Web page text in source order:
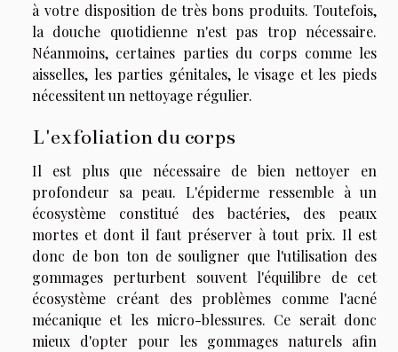
à votre disposition de très bons produits. Toutefois,
la douche quotidienne n'est pas trop nécessaire.
Néanmoins, certaines parties du corps comme les
aisselles, les parties génitales, le visage et les pieds
nécessitent un nettoyage régulier.
L'exfoliation du corps
Il est plus que nécessaire de bien nettoyer en
profondeur sa peau. L'épiderme ressemble à un
écosystème constitué des bactéries, des peaux
mortes et dont il faut préserver à tout prix. Il est
donc de bon ton de souligner que l'utilisation des
gommages perturbent souvent l'équilibre de cet
écosystème créant des problèmes comme l'acné
mécanique et les micro-blessures. Ce serait donc
mieux d'opter pour les gommages naturels afin